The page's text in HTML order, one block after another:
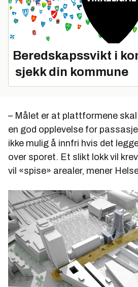
Beredskapssvikt i
sjekk din kommune
– Målet er at plattformene
en god opplevelse for
ikke mulig å innfri hvis det
over sporet. Et slikt lokk vil
vil «spise» arealer, mener